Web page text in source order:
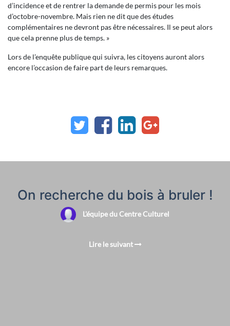
d’incidence et de rentrer la demande de permis pour les mois
d’octobre-novembre. Mais rien ne dit que des études
complémentaires ne devront pas être nécessaires. Il se peut alors
que cela prenne plus de temps. »
Lors de l’enquête publique qui suivra, les citoyens auront alors
encore l’occasion de faire part de leurs remarques.
On recherche du bois à bruler !
L'équipe du Centre Culturel
Lire le suivant